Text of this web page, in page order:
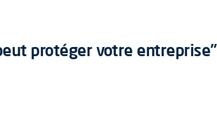
protéger votre entreprise"